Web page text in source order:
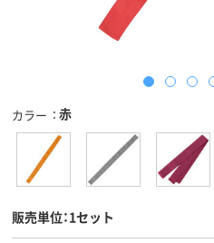
カラー 赤
販売単位：1セット